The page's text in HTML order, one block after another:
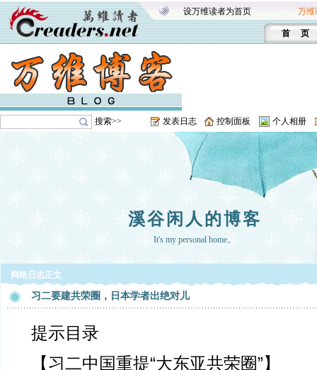
设万维读者为首页 万维
首 页
搜索>> 发表日志 控制面板 个人相册
溪谷闲人的博客
It's my personal home。
网络日志正文
习二要建共荣圈，日本学者出绝对儿
提示目录
【习二中国重提“大东亚共荣圈”】